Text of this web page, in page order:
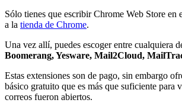
Sólo tienes que escribir Chrome Web Store en
a la tienda de Chrome.
Una vez allí, puedes escoger entre cualquiera
Boomerang, Yesware, Mail2Cloud,
Estas extensiones son de pago, sin embargo
básico gratuito que es más que suficiente para
correos fueron abiertos.